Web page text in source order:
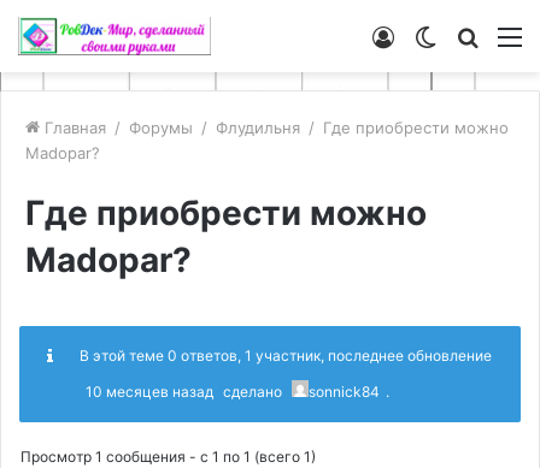
Switch
Войти
Главная / Форумы / Флудильня / Где приобрести можно
Madopar?
Где приобрести можно
Madopar?
В этой теме 0 ответов, 1 участник, последнее обновление
10 месяцев назад сделано sonnick84 .
Просмотр 1 сообщения - с 1 по 1 (всего 1)